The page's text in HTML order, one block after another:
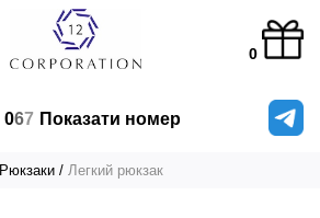
0
067 Показати номер
Рюкзаки Легкий рюкзак